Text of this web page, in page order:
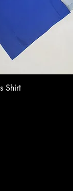
Shirt